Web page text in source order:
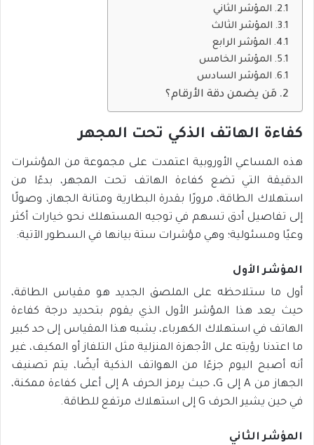
المؤشر الثاني
المؤشر الثالث
المؤشر الرابع
المؤشر الخامس
المؤشر السادس
مَن يضمن دقة الأرقام؟
كفاءة الهاتف الذكي تحت المجهر
هذه المساعي الأوروبية اعتمدت على مجموعة من المؤشرات
الدقيقة التي تضع كفاءة الهاتف تحت المجهر، بدءًا من
استهلاك الطاقة، مرورًا بقدرة البطارية ومتانة الجهاز، وصولًا
إلى تفاصيل أدق تسهم في توجيه المستهلك نحو خيارات أكثر
وعيًا ومسئولية؛ وهي مؤشرات ستة بيانها في السطور الآتية:
المؤشر الأول
أول ما ستلاحظه على الملصق الجديد هو مقياس الطاقة،
حيث يعد هذا المؤشر الأول الذي يقوم بتحديد درجة كفاءة
الهاتف في استهلاك الكهرباء، يشبه هذا المقياس إلى حد كبير
ما اعتدنا رؤيته على الأجهزة المنزلية مثل التلفاز أو المكيف، غير
أنه أصبح اليوم جزءًا من الهواتف الذكية أيضًا، يتم تصنيف
الجهاز من A إلى G، حيث يرمز الحرف A إلى أعلى كفاءة ممكنة،
في حين يشير الحرف G إلى استهلاك مرتفع للطاقة.
المؤشر الثاني